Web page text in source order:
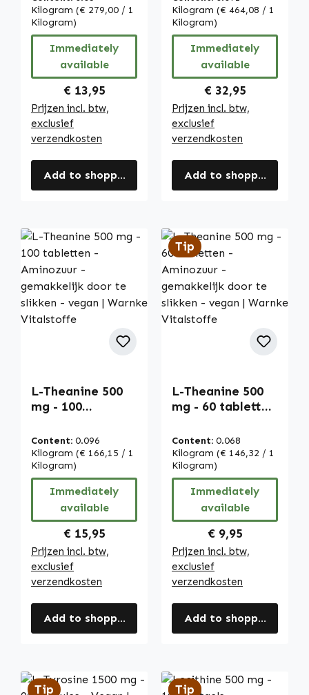
Schildklier,
Energie, Huid en
meer -
Hooggedoseerd
en Vegan |
Warnke
Vitalstoffe
Kilogram (€ 279,00 / 1
Kilogram)
Immediately
available
Regular price:
€ 13,95
Prijzen incl. btw,
exclusief
verzendkosten
Add to shopping cart
DHA en EPA -
voor hart en
bloeddruk |
Warnke
Vitalstoffe
Kilogram (€ 464,08 / 1
Kilogram)
Immediately
available
Regular price:
€ 32,95
Prijzen incl. btw,
exclusief
verzendkosten
Add to shopping cart
L-Theanine 500
mg - 100
Aminozuur -
gemakkelijk door
te slikken - vegan
| Warnke
Vitalstoffe
Content: 0.096
Kilogram (€ 166,15 / 1
Kilogram)
Immediately
available
Regular price:
€ 15,95
Prijzen incl. btw,
exclusief
verzendkosten
Add to shopping cart
Tip
L-Theanine 500
mg - 60 tabletten
gemakkelijk door
te slikken - vegan
| Warnke
Vitalstoffe
Content: 0.068
Kilogram (€ 146,32 / 1
Kilogram)
Immediately
available
Regular price:
€ 9,95
Prijzen incl. btw,
exclusief
verzendkosten
Add to shopping cart
Tip Tip
Tip